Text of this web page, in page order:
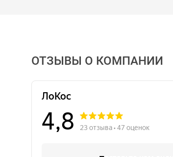
ОТЗЫВЫ О КОМПАНИИ